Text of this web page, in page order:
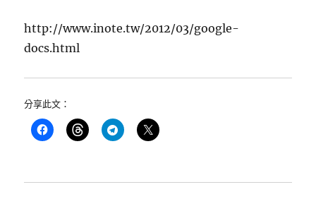
http://www.inote.tw/2012/03/google-
docs.html
分享此文：